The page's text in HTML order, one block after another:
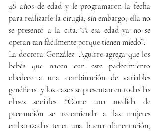
48 años de edad y le programaron la fecha
para realizarle la cirugía; sin embargo, ella no
se presentó a la cita. “A esa edad ya no se
operan tan fácilmente porque tienen miedo”.
La doctora González  Aguirre agrega que los
bebés que nacen con este padecimiento
obedece a una combinación de variables
genéticas  y los casos se presentan en todas las
clases sociales. “Como una medida de
precaución se recomienda a las mujeres
embarazadas tener una buena alimentación,